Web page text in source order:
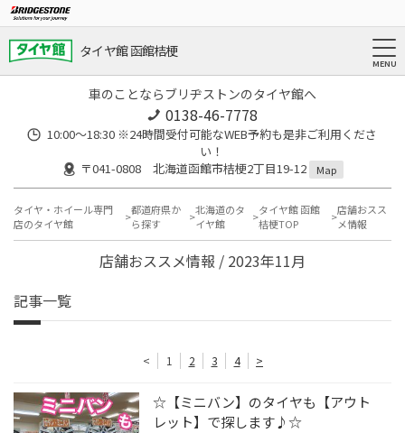
タイヤ館 函館桔梗
車のことならブリヂストンのタイヤ館へ
0138-46-7778
10:00～18:30 ※24時間受付可能なWEB予約も是非ご利用くださ
い！
〒041-0808 北海道函館市桔梗2丁目19-12
Map
タイヤ・ホイール専門
店のタイヤ館
都道府県か
ら探す
北海道のタ
イヤ館
タイヤ館 函館
桔梗TOP
店舗おスス
メ情報
店舗おススメ情報 / 2023年11月
記事一覧
< 1 2 3 4 >
☆【ミニバン】のタイヤも【アウト
レット】で探します♪☆